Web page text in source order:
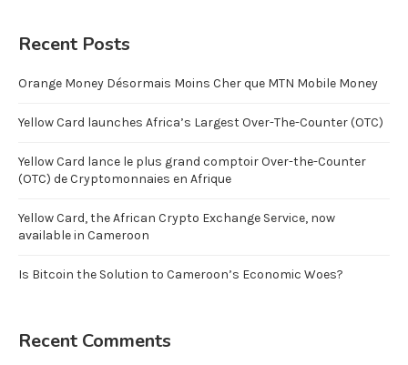
Recent Posts
Orange Money Désormais Moins Cher que MTN Mobile Money
Yellow Card launches Africa’s Largest Over-The-Counter (OTC)
Yellow Card lance le plus grand comptoir Over-the-Counter
(OTC) de Cryptomonnaies en Afrique
Yellow Card, the African Crypto Exchange Service, now
available in Cameroon
Is Bitcoin the Solution to Cameroon’s Economic Woes?
Recent Comments